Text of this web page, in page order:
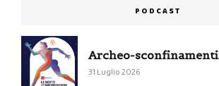
PODCAST
Archeo-sconfinamenti
31 Luglio 2026